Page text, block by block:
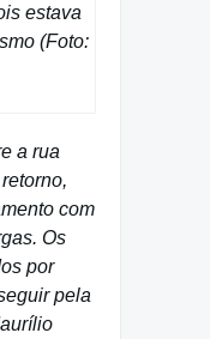
estava
(Foto:
a rua
com
Os
por
pela